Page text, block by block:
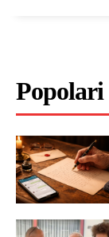
Popolari